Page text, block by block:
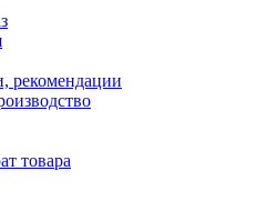
рекомендации
товара